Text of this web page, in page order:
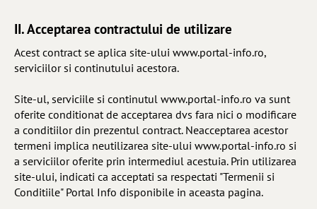
II. Acceptarea contractului de utilizare
Acest contract se aplica site-ului www.portal-info.ro,
serviciilor si continutului acestora.
Site-ul, serviciile si continutul www.portal-info.ro va sunt
oferite conditionat de acceptarea dvs fara nici o modificare
a conditiilor din prezentul contract. Neacceptarea acestor
termeni implica neutilizarea site-ului www.portal-info.ro si
a serviciilor oferite prin intermediul acestuia. Prin utilizarea
site-ului, indicati ca acceptati sa respectati "Termenii si
Conditiile" Portal Info disponibile in aceasta pagina.